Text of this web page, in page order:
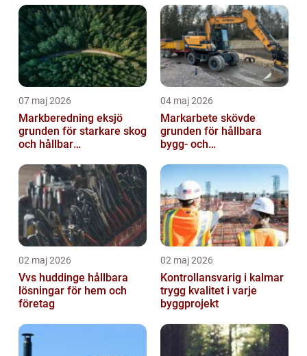
07 maj 2026
Markberedning eksjö
grunden för starkare skog
och hållbar
04 maj 2026
Markarbete skövde
grunden för hållbara
bygg- och
02 maj 2026
Vvs huddinge hållbara
lösningar för hem och
företag
02 maj 2026
Kontrollansvarig i kalmar
trygg kvalitet i varje
byggprojekt